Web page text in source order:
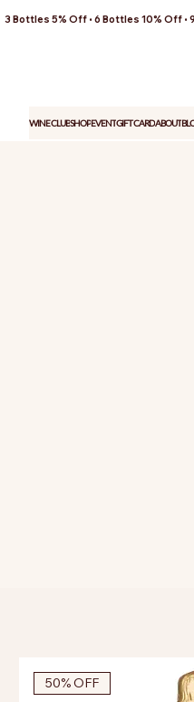
3 Bottles 5% Off • 6 Bottles 10% Off
WINE CLUBSHOPEVENTGIFT CARDABOUT
50% OFF